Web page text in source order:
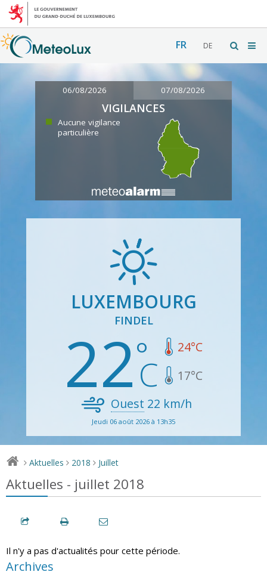
FR DE
06/08/2026 07/08/2026
VIGILANCES
Aucune vigilance
particulière
LUXEMBOURG
FINDEL
22 24°C
17°C
Ouest 22 km/h
Jeudi 06 août 2026 à 13h35
> Aktuelles > 2018 > Juillet
Aktuelles - juillet 2018
Il n'y a pas d'actualités pour cette période.
Archives